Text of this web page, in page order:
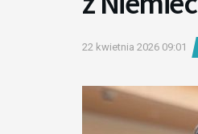
22 kwietnia 2026 09:01